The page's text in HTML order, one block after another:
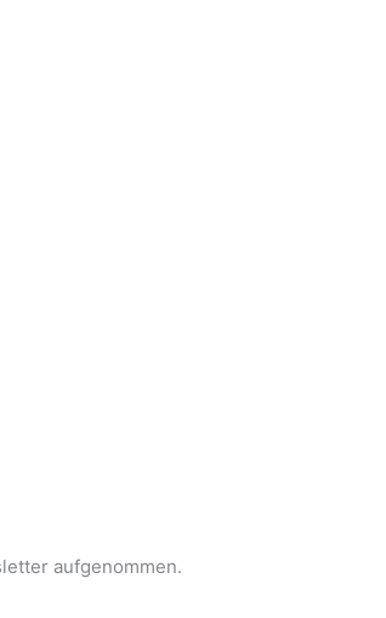
aufgenommen.